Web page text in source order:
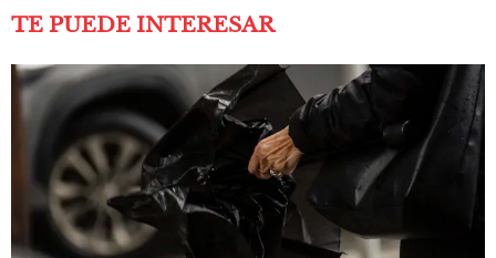
TE PUEDE INTERESAR